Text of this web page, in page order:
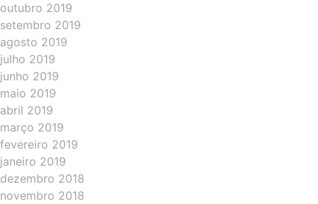
outubro 2019
setembro 2019
agosto 2019
julho 2019
junho 2019
maio 2019
abril 2019
março 2019
fevereiro 2019
janeiro 2019
dezembro 2018
novembro 2018